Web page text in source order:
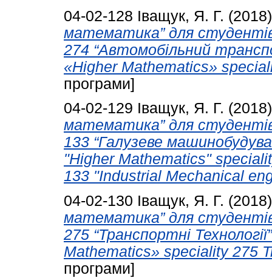
04-02-128 Іващук, Я. Г.
математика” для
274 “Автомобільний
«Higher Mathematics»
програми]
04-02-129 Іващук, Я. Г.
математика” для
133 “Галузеве
"Higher Mathematics"
133 "Industrial Mechanical
04-02-130 Іващук, Я. Г.
математика” для
275 “Транспортні
Mathematics» speciality 275
програми]